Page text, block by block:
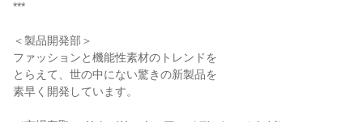
***
＜製品開発部＞
ファッションと機能性素材のトレンドを
とらえて、世の中にない驚きの新製品を
素早く開発しています。